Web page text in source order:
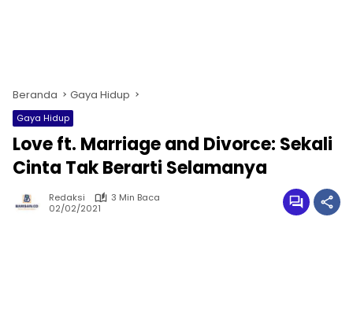
Beranda Gaya Hidup
Gaya Hidup
Love ft. Marriage and Divorce: Sekali
Cinta Tak Berarti Selamanya
Redaksi
3 Min Baca
02/02/2021